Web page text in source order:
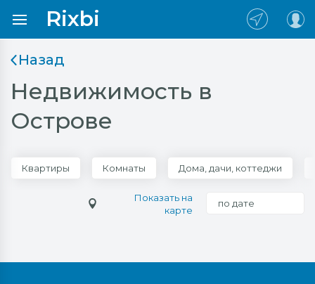
Rixbi
Назад
Недвижимость в
Острове
Квартиры Комнаты Дома, дачи, коттеджи
Показать на
карте
по дате